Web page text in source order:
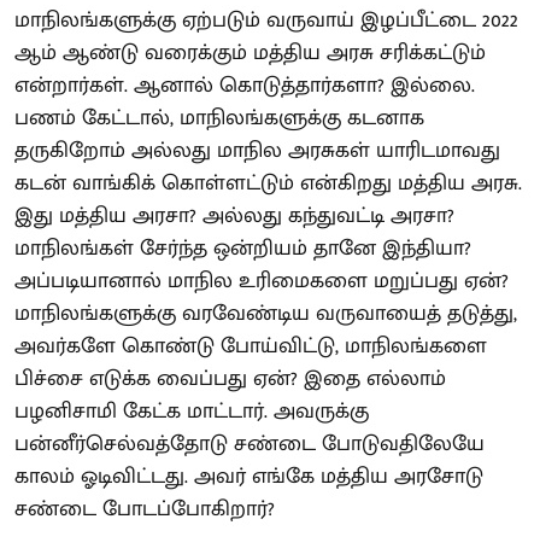
மாநிலங்களுக்கு ஏற்படும் வருவாய் இழப்பீட்டை 2022
ஆம் ஆண்டு வரைக்கும் மத்திய அரசு சரிக்கட்டும்
என்றார்கள். ஆனால் கொடுத்தார்களா? இல்லை.
பணம் கேட்டால், மாநிலங்களுக்கு கடனாக
தருகிறோம் அல்லது மாநில அரசுகள் யாரிடமாவது
கடன் வாங்கிக் கொள்ளட்டும் என்கிறது மத்திய அரசு.
இது மத்திய அரசா? அல்லது கந்துவட்டி அரசா?
மாநிலங்கள் சேர்ந்த ஒன்றியம் தானே இந்தியா?
அப்படியானால் மாநில உரிமைகளை மறுப்பது ஏன்?
மாநிலங்களுக்கு வரவேண்டிய வருவாயைத் தடுத்து,
அவர்களே கொண்டு போய்விட்டு, மாநிலங்களை
பிச்சை எடுக்க வைப்பது ஏன்? இதை எல்லாம்
பழனிசாமி கேட்க மாட்டார். அவருக்கு
பன்னீர்செல்வத்தோடு சண்டை போடுவதிலேயே
காலம் ஓடிவிட்டது. அவர் எங்கே மத்திய அரசோடு
சண்டை போடப்போகிறார்?